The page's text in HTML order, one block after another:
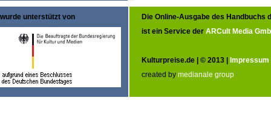
wurde unterstützt von
Die Online-Ausgabe des Handbuchs
ist ein Service der ARCult Media
Kulturpreise.de | © 2013 | Impressum
created by medianale group